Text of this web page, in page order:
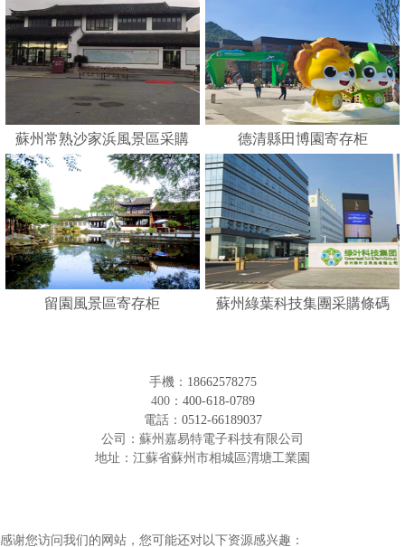
蘇州常熟沙家浜風景區采購
人臉識別寄存柜
德清縣田博園寄存柜
留園風景區寄存柜
蘇州綠葉科技集團采購條碼
手機： 18662578275
400： 400-618-0789
電話： 0512-66189037
公司：蘇州嘉易特電子科技有限公司
地址：江蘇省蘇州市相城區渭塘工業園
感谢您访问我们的网站，您可能还对以下资源感兴趣：